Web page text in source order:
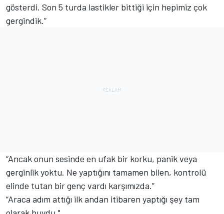
gösterdi. Son 5 turda lastikler bittiği için hepimiz çok
gergindik.”
“Ancak onun sesinde en ufak bir korku, panik veya
gerginlik yoktu. Ne yaptığını tamamen bilen, kontrolü
elinde tutan bir genç vardı karşımızda.”
“Araca adım attığı ilk andan itibaren yaptığı şey tam